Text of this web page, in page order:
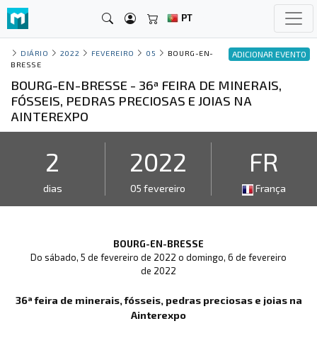
PT
ADICIONAR EVENTO
DIÁRIO 2022 FEVEREIRO 05
BOURG-EN-
BRESSE
BOURG-EN-BRESSE - 36ª FEIRA DE MINERAIS,
FÓSSEIS, PEDRAS PRECIOSAS E JOIAS NA
AINTEREXPO
2
dias
2022
05 fevereiro
FR
França
BOURG-EN-BRESSE
Do sábado, 5 de fevereiro de 2022 o domingo, 6 de fevereiro
de 2022
36ª feira de minerais, fósseis, pedras preciosas e joias na
Ainterexpo